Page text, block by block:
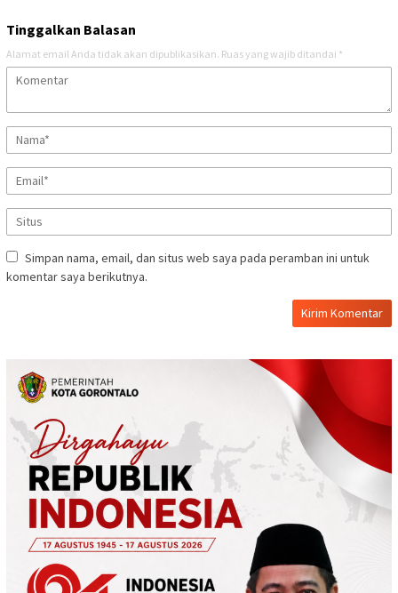
Tinggalkan Balasan
Alamat email Anda tidak akan dipublikasikan. Ruas yang wajib ditandai *
Simpan nama, email, dan situs web saya pada peramban ini untuk
komentar saya berikutnya.